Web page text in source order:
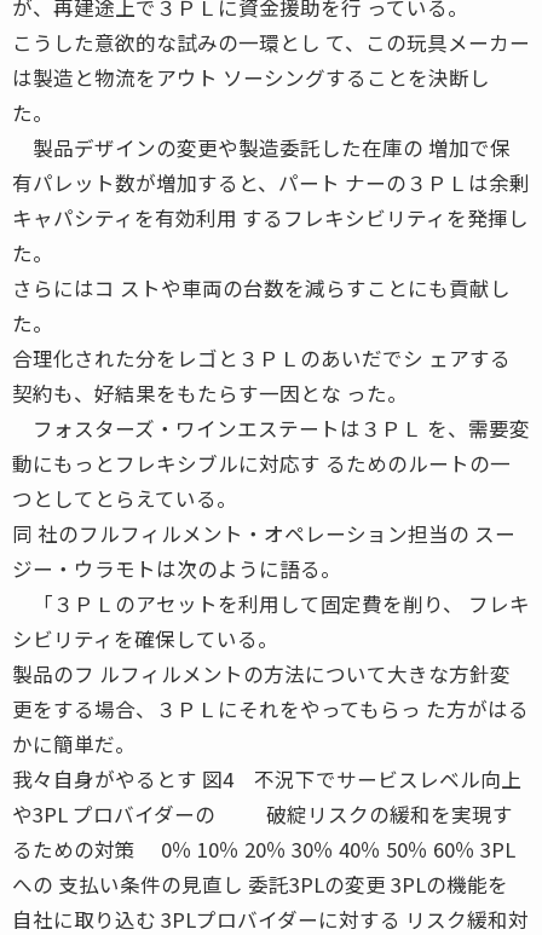
が、再建途上で３ＰＬに資金援助を行 っている。
こうした意欲的な試みの一環とし て、この玩具メーカー
は製造と物流をアウト ソーシングすることを決断し
た。
製品デザインの変更や製造委託した在庫の 増加で保
有パレット数が増加すると、パート ナーの３ＰＬは余剰
キャパシティを有効利用 するフレキシビリティを発揮し
た。
さらにはコ ストや車両の台数を減らすことにも貢献し
た。
合理化された分をレゴと３ＰＬのあいだでシ ェアする
契約も、好結果をもたらす一因とな った。
フォスターズ・ワインエステートは３ＰＬ を、需要変
動にもっとフレキシブルに対応す るためのルートの一
つとしてとらえている。
同 社のフルフィルメント・オペレーション担当の スー
ジー・ウラモトは次のように語る。
「３ＰＬのアセットを利用して固定費を削り、 フレキ
シビリティを確保している。
製品のフ ルフィルメントの方法について大きな方針変
更をする場合、３ＰＬにそれをやってもらっ た方がはる
かに簡単だ。
我々自身がやるとす 図4 不況下でサービスレベル向上
や3PL プロバイダーの 破綻リスクの緩和を実現す
るための対策 0％ 10％ 20％ 30％ 40％ 50％ 60％ 3PL
への 支払い条件の見直し 委託3PLの変更 3PLの機能を
自社に取り込む 3PLプロバイダーに対する リスク緩和対